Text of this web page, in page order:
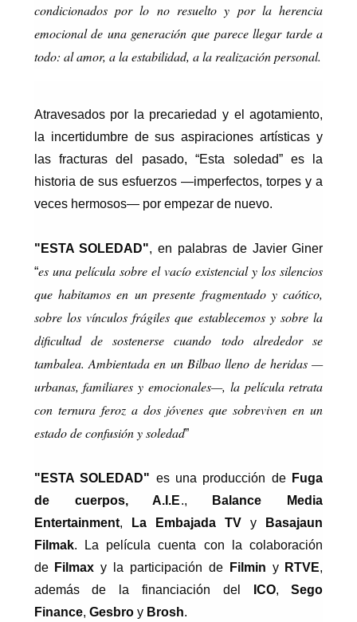
condicionados por lo no resuelto y por la herencia
emocional de una generación que parece llegar tarde a
todo: al amor, a la estabilidad, a la realización personal.
Atravesados por la precariedad y el agotamiento,
la incertidumbre de sus aspiraciones artísticas y
las fracturas del pasado, “Esta soledad” es la
historia de sus esfuerzos —imperfectos, torpes y a
veces hermosos— por empezar de nuevo.
"ESTA SOLEDAD", en palabras de Javier Giner
“es una película sobre el vacío existencial y los silencios
que habitamos en un presente fragmentado y caótico,
sobre los vínculos frágiles que establecemos y sobre la
dificultad de sostenerse cuando todo alrededor se
tambalea. Ambientada en un Bilbao lleno de heridas —
urbanas, familiares y emocionales—, la película retrata
con ternura feroz a dos jóvenes que sobreviven en un
estado de confusión y soledad”
"ESTA SOLEDAD" es una producción de Fuga
de cuerpos, A.I.E.,
Balance Media
Entertainment, La Embajada TV y
Basajaun
Filmak. La película cuenta con la colaboración
de Filmax y la participación de Filmin y RTVE,
además de la financiación del
ICO,Sego
Finance, Gesbro y Brosh.